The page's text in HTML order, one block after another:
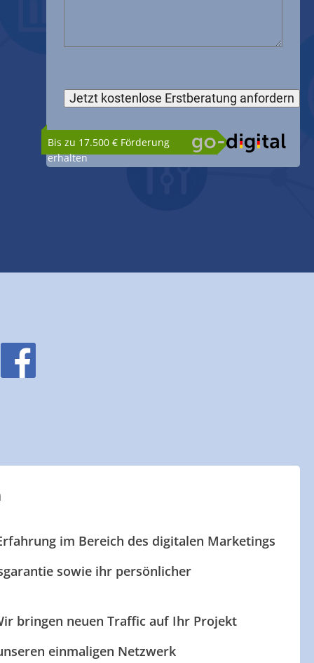
Bis zu 17.500 € Förderung
erhalten
im Bereich des digitalen Marketings
sowie ihr persönlicher
bringen neuen Traffic auf Ihr Projekt
einmaligen Netzwerk